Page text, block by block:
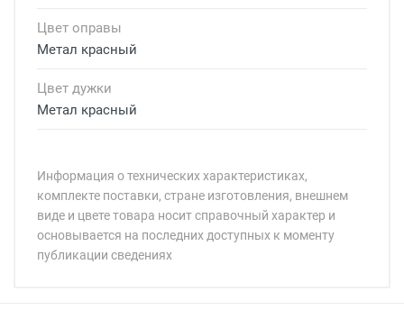
Цвет оправы
Метал красный
Цвет дужки
Метал красный
Информация о технических характеристиках,
комплекте поставки, стране изготовления, внешнем
виде и цвете товара носит справочный характер и
основывается на последних доступных к моменту
публикации сведениях